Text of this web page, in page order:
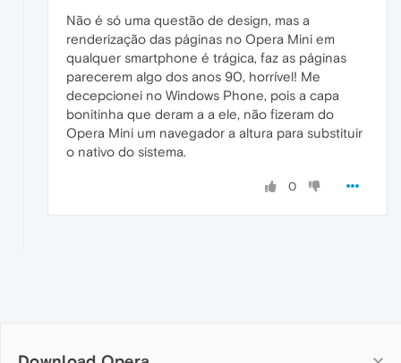
Não é só uma questão de design, mas a
renderização das páginas no Opera Mini em
qualquer smartphone é trágica, faz as páginas
parecerem algo dos anos 90, horrível! Me
decepcionei no Windows Phone, pois a capa
bonitinha que deram a a ele, não fizeram do
Opera Mini um navegador a altura para substituir
o nativo do sistema.
0